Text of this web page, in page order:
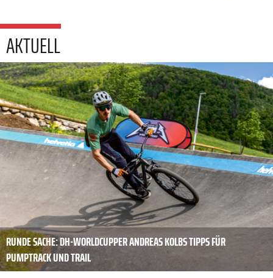
AKTUELL
RUNDE SACHE: DH-WORLDCUPPER ANDREAS KOLBS TIPPS FÜR
PUMPTRACK UND TRAIL